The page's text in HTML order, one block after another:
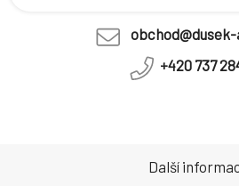
+420 737
Další